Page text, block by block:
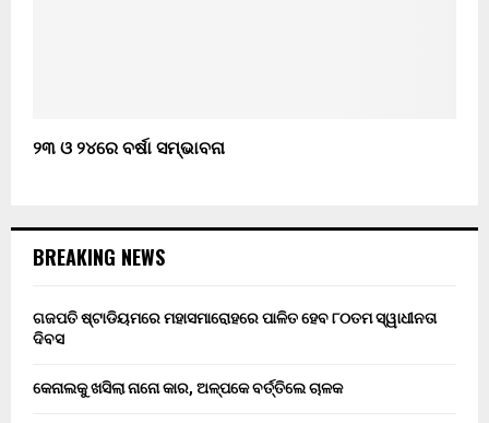
୨୩ ଓ ୨୪ରେ ବର୍ଷା ସମ୍ଭାବନା
BREAKING NEWS
ଗଜପତି ଷ୍ଟାଡିୟମରେ ମହାସମାରୋହରେ ପାଳିତ ହେବ ୮୦ତମ ସ୍ୱାଧୀନତା
ଦିବସ
କେନାଲକୁ ଖସିଲା ନାନୋ କାର, ଅଳ୍ପକେ ବର୍ତ୍ତିଲେ ଚାଳକ